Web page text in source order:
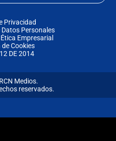
Privacidad
Personales
Empresarial
Cookies
DE 2014
Medios.
reservados.